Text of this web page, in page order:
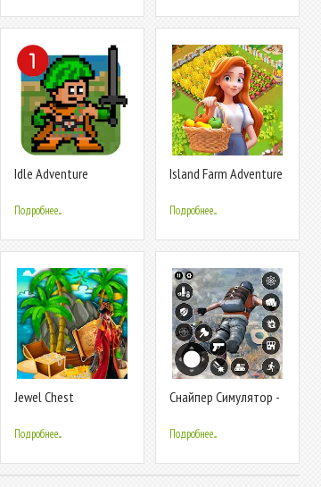
Idle Adventure
Подробнее...
Island Farm Adventure
Подробнее...
Jewel Chest
Подробнее...
Cнайпер Cимулятор -
Подробнее...